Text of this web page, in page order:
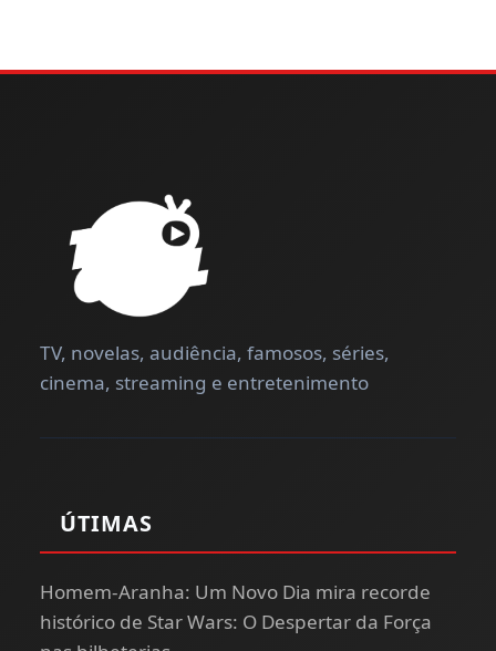
TV, novelas, audiência, famosos, séries,
cinema, streaming e entretenimento
ÚTIMAS
Homem-Aranha: Um Novo Dia mira recorde
histórico de Star Wars: O Despertar da Força